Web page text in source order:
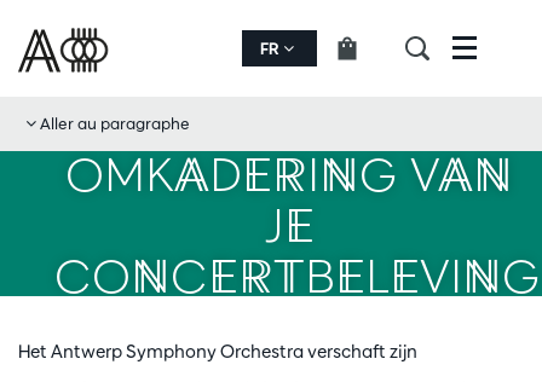
FR Menu
Aller au paragraphe
OMKADERING VAN
JE
CONCERTBELEVING
Het Antwerp Symphony Orchestra verschaft zijn